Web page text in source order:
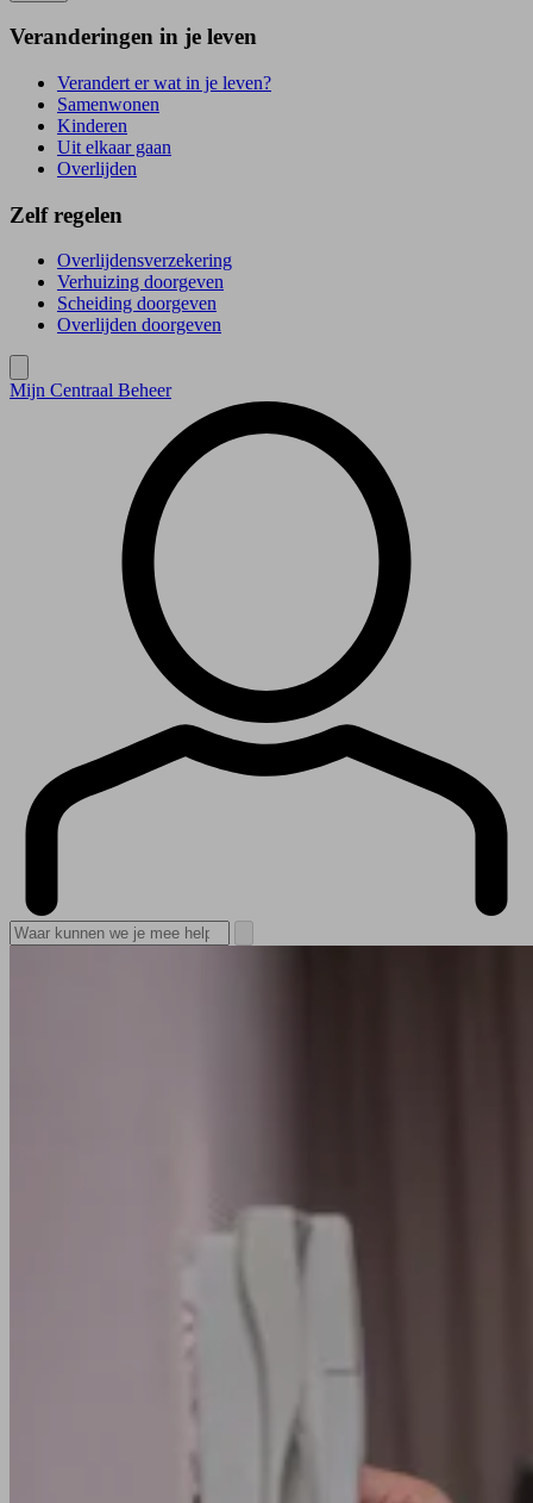
Veranderingen in je leven
Verandert er wat in je leven?
Samenwonen
Kinderen
Uit elkaar gaan
Overlijden
Zelf regelen
Overlijdensverzekering
Verhuizing doorgeven
Scheiding doorgeven
Overlijden doorgeven
Mijn Centraal Beheer